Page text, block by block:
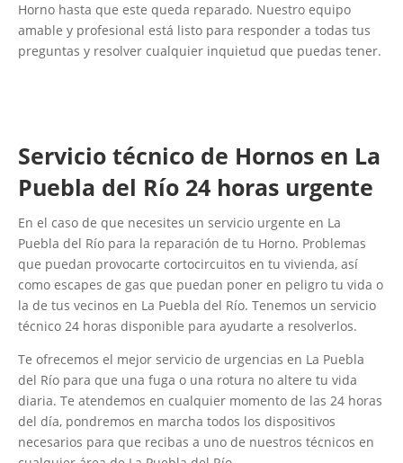
Horno hasta que este queda reparado. Nuestro equipo
amable y profesional está listo para responder a todas tus
preguntas y resolver cualquier inquietud que puedas tener.
Servicio técnico de Hornos en La
Puebla del Río 24 horas urgente
En el caso de que necesites un servicio urgente en La
Puebla del Río para la reparación de tu Horno. Problemas
que puedan provocarte cortocircuitos en tu vivienda, así
como escapes de gas que puedan poner en peligro tu vida o
la de tus vecinos en La Puebla del Río. Tenemos un servicio
técnico 24 horas disponible para ayudarte a resolverlos.
Te ofrecemos el mejor servicio de urgencias en La Puebla
del Río para que una fuga o una rotura no altere tu vida
diaria. Te atendemos en cualquier momento de las 24 horas
del día, pondremos en marcha todos los dispositivos
necesarios para que recibas a uno de nuestros técnicos en